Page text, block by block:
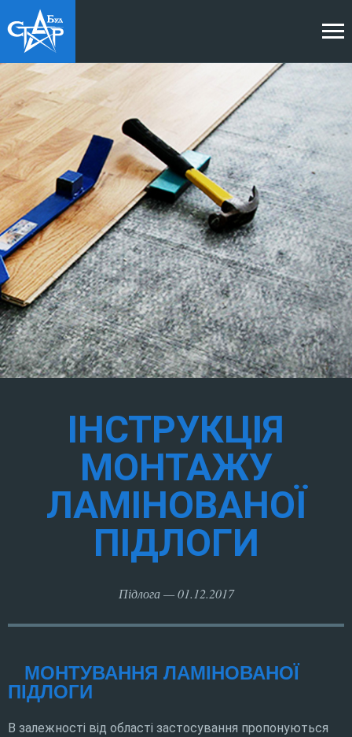
ІНСТРУКЦІЯ
МОНТАЖУ
ЛАМІНОВАНОЇ
ПІДЛОГИ
Підлога — 01.12.2017
МОНТУВАННЯ ЛАМІНОВАНОЇ
ПІДЛОГИ
В залежності від області застосування пропонуються